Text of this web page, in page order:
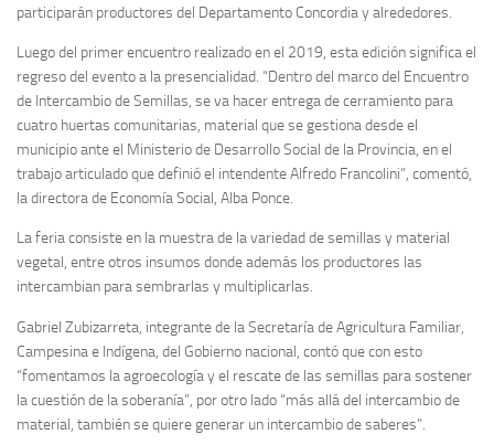
participarán productores del Departamento Concordia y alrededores.
Luego del primer encuentro realizado en el 2019, esta edición significa el
regreso del evento a la presencialidad. “Dentro del marco del Encuentro
de Intercambio de Semillas, se va hacer entrega de cerramiento para
cuatro huertas comunitarias, material que se gestiona desde el
municipio ante el Ministerio de Desarrollo Social de la Provincia, en el
trabajo articulado que definió el intendente Alfredo Francolini”, comentó,
la directora de Economía Social, Alba Ponce.
La feria consiste en la muestra de la variedad de semillas y material
vegetal, entre otros insumos donde además los productores las
intercambian para sembrarlas y multiplicarlas.
Gabriel Zubizarreta, integrante de la Secretaría de Agricultura Familiar,
Campesina e Indígena, del Gobierno nacional, contó que con esto
“fomentamos la agroecología y el rescate de las semillas para sostener
la cuestión de la soberanía”, por otro lado “más allá del intercambio de
material, también se quiere generar un intercambio de saberes”.